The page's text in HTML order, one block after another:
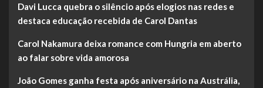
Davi Lucca quebra o silêncio após elogios nas redes e
destaca educação recebida de Carol Dantas
Carol Nakamura deixa romance com Hungria em aberto
ao falar sobre vida amorosa
João Gomes ganha festa após aniversário na Austrália,